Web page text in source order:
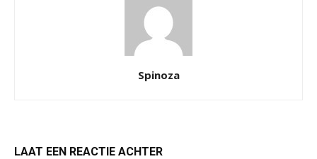
Spinoza
LAAT EEN REACTIE ACHTER